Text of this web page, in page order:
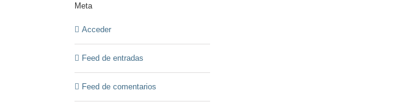
Meta
Acceder
Feed de entradas
Feed de comentarios